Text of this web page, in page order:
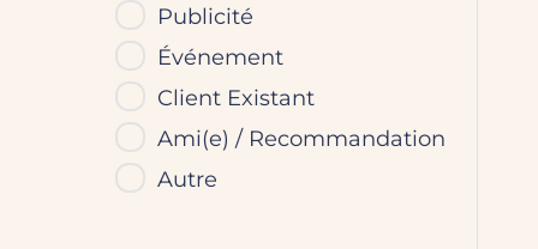
Publicité
Événement
Client Existant
Ami(e) / Recommandation
Autre